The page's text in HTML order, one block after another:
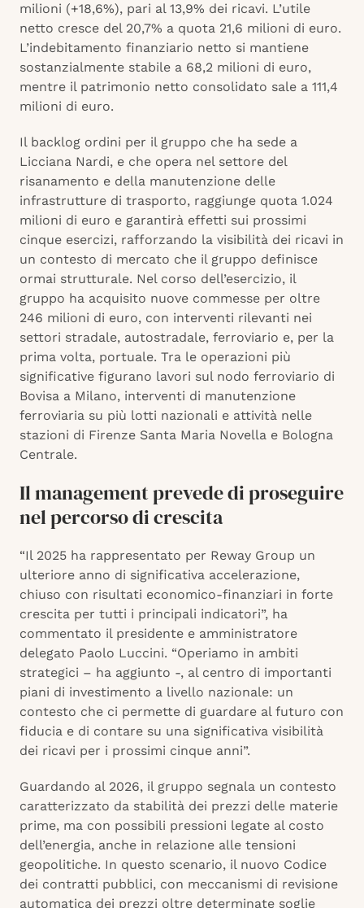
milioni (+18,6%), pari al 13,9% dei ricavi. L’utile
netto cresce del 20,7% a quota 21,6 milioni di euro.
L’indebitamento finanziario netto si mantiene
sostanzialmente stabile a 68,2 milioni di euro,
mentre il patrimonio netto consolidato sale a 111,4
milioni di euro.
Il backlog ordini per il gruppo che ha sede a
Licciana Nardi, e che opera nel settore del
risanamento e della manutenzione delle
infrastrutture di trasporto, raggiunge quota 1.024
milioni di euro e garantirà effetti sui prossimi
cinque esercizi, rafforzando la visibilità dei ricavi in
un contesto di mercato che il gruppo definisce
ormai strutturale. Nel corso dell’esercizio, il
gruppo ha acquisito nuove commesse per oltre
246 milioni di euro, con interventi rilevanti nei
settori stradale, autostradale, ferroviario e, per la
prima volta, portuale. Tra le operazioni più
significative figurano lavori sul nodo ferroviario di
Bovisa a Milano, interventi di manutenzione
ferroviaria su più lotti nazionali e attività nelle
stazioni di Firenze Santa Maria Novella e Bologna
Centrale.
Il management prevede di proseguire
nel percorso di crescita
“Il 2025 ha rappresentato per Reway Group un
ulteriore anno di significativa accelerazione,
chiuso con risultati economico-finanziari in forte
crescita per tutti i principali indicatori”, ha
commentato il presidente e amministratore
delegato Paolo Luccini. “Operiamo in ambiti
strategici – ha aggiunto -, al centro di importanti
piani di investimento a livello nazionale: un
contesto che ci permette di guardare al futuro con
fiducia e di contare su una significativa visibilità
dei ricavi per i prossimi cinque anni”.
Guardando al 2026, il gruppo segnala un contesto
caratterizzato da stabilità dei prezzi delle materie
prime, ma con possibili pressioni legate al costo
dell’energia, anche in relazione alle tensioni
geopolitiche. In questo scenario, il nuovo Codice
dei contratti pubblici, con meccanismi di revisione
automatica dei prezzi oltre determinate soglie